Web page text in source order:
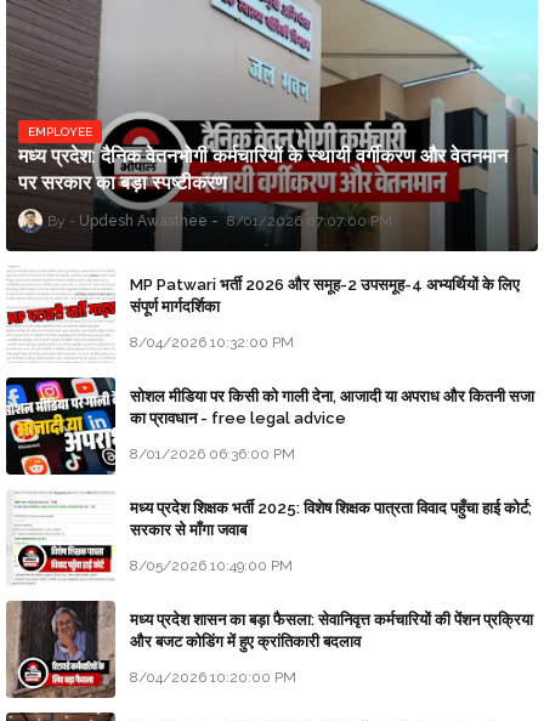
EMPLOYEE
मध्य प्रदेश: दैनिक वेतनभोगी कर्मचारियों के स्थायी वर्गीकरण और वेतनमान
पर सरकार का बड़ा स्पष्टीकरण
Updesh Awasthee 8/01/2026 07:07:00 PM
MP Patwari भर्ती 2026 और समूह-2 उपसमूह-4 अभ्यर्थियों के लिए
संपूर्ण मार्गदर्शिका
8/04/2026 10:32:00 PM
सोशल मीडिया पर किसी को गाली देना, आजादी या अपराध और कितनी सजा
का प्रावधान - free legal advice
8/01/2026 06:36:00 PM
मध्य प्रदेश शिक्षक भर्ती 2025: विशेष शिक्षक पात्रता विवाद पहुँचा हाई कोर्ट;
सरकार से माँगा जवाब
8/05/2026 10:49:00 PM
मध्य प्रदेश शासन का बड़ा फैसला: सेवानिवृत्त कर्मचारियों की पेंशन प्रक्रिया
और बजट कोडिंग में हुए क्रांतिकारी बदलाव
8/04/2026 10:20:00 PM